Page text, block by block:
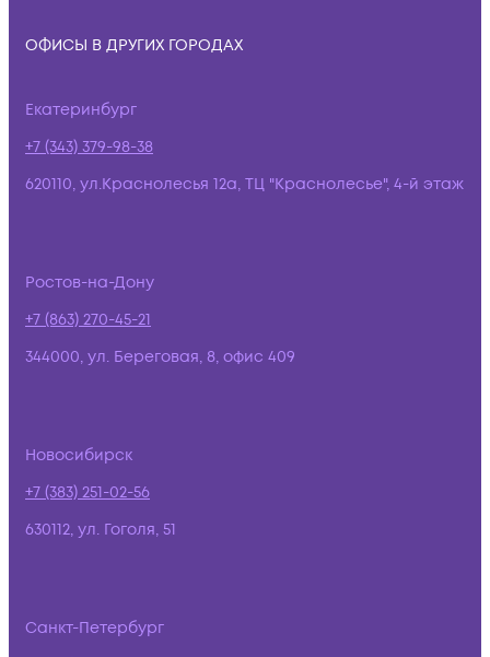
ОФИСЫ В ДРУГИХ ГОРОДАХ
Екатеринбург
+7 (343) 379-98-38
620110, ул.Краснолесья 12а, ТЦ "Краснолесье", 4-й этаж
Ростов-на-Дону
+7 (863) 270-45-21
344000, ул. Береговая, 8, офис 409
Новосибирск
+7 (383) 251-02-56
630112, ул. Гоголя, 51
Санкт-Петербург